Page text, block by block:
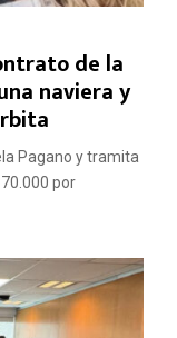
de la
naviera y
Pagano y tramita
por